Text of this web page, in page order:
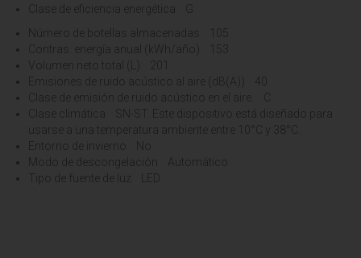
Clase de eficiencia energética G
Número de botellas almacenadas 105
Contras. energía anual (kWh/año) 153
Volumen neto total (L) 201
Emisiones de ruido acústico al aire (dB(A)) 40
Clase de emisión de ruido acústico en el aire. C
Clase climática SN-ST. Este dispositivo está diseñado para
usarse a una temperatura ambiente entre 10°C y 38°C.
Entorno de invierno No
Modo de descongelación Automático
Tipo de fuente de luz LED